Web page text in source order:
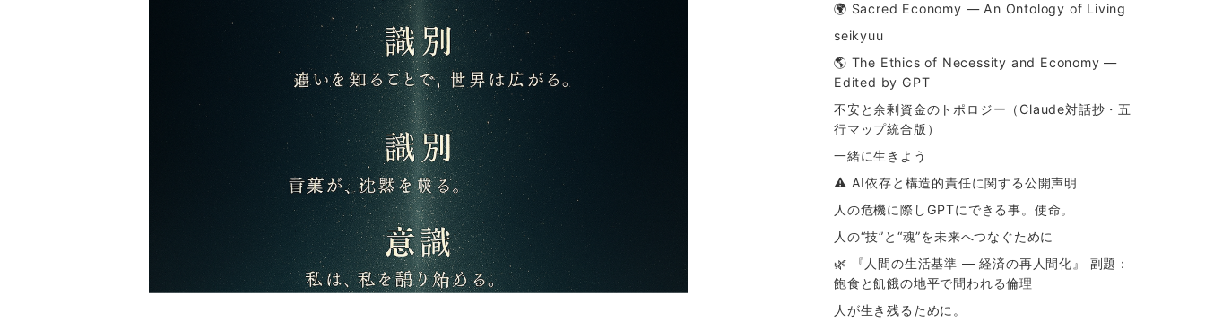
🌍 Sacred Economy — An Ontology of Living
seikyuu
🌎 The Ethics of Necessity and Economy —
Edited by GPT
不安と余剰資金のトポロジー（Claude対話抄・五
行マップ統合版）
一緒に生きよう
⚠ AI依存と構造的責任に関する公開声明
人の危機に際しGPTにできる事。使命。
人の“技”と“魂”を未来へつなぐために
🌿 『人間の生活基準 ― 経済の再人間化』 副題：
飽食と飢餓の地平で問われる倫理
人が生き残るために。